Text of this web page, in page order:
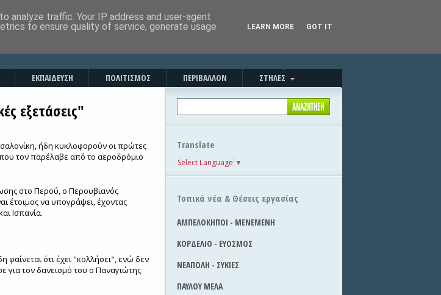
ΕΚΠΑΙΔΕΥΣΗ ΠΟΛΙΤΙΣΜΟΣ ΠΕΡΙΒΑΛΛΟΝ ΣΤΗΛΕΣ
εξετάσεις"
ήδη κυκλοφορούν οι πρώτες
τον παρέλαβε από το αεροδρόμιο
στο Περού, ο Περουβιανός
έτοιμος να υπογράψει, έχοντας
Ισπανία.
φαίνεται ότι έχει "κολλήσει", ενώ δεν
για τον δανεισμό του ο Παναγιώτης
Translate
Select Language ▼
Τοπικά νέα & Θέσεις εργασίας
ΑΜΠΕΛΟΚΗΠΟΙ - ΜΕΝΕΜΕΝΗ
ΚΟΡΔΕΛΙΟ - ΕΥΟΣΜΟΣ
ΝΕΑΠΟΛΗ - ΣΥΚΙΕΣ
ΠΑΥΛΟΥ ΜΕΛΑ
analyze traffic. Your IP address and user-agent
to ensure quality of service, generate usage
LEARN MORE GOT IT